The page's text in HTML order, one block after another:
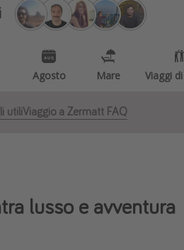
Agosto Mare Viaggi
utiliViaggio a Zermatt FAQ
lusso e avventura